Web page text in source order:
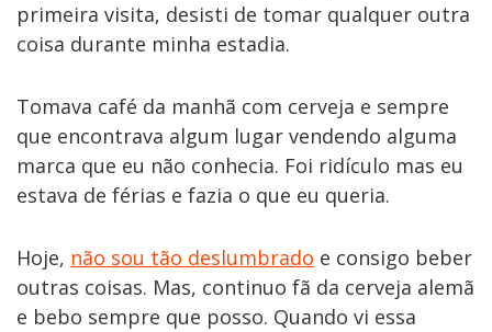
primeira visita, desisti de tomar qualquer outra
coisa durante minha estadia.
Tomava café da manhã com cerveja e sempre
que encontrava algum lugar vendendo alguma
marca que eu não conhecia. Foi ridículo mas eu
estava de férias e fazia o que eu queria.
Hoje, não sou tão deslumbrado e consigo beber
outras coisas. Mas, continuo fã da cerveja alemã
e bebo sempre que posso. Quando vi essa